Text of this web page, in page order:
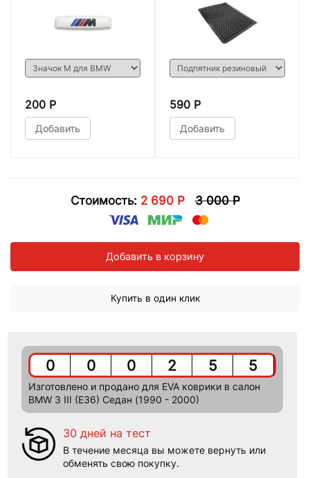
200 Р
Добавить
590 Р
Добавить
Стоимость: 2 690 Р 3 000 Р
Добавить в корзину
Купить в один клик
0 0 0 2 5 5
Изготовлено и продано для EVA коврики в салон
BMW 3 III (E36) Седан (1990 - 2000)
30 дней на тест
В течение месяца вы можете вернуть или
обменять свою покупку.